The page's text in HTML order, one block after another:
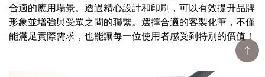
合適的應用場景。透過精心設計和印刷，可以有效提升品牌
形象並增強與受眾之間的聯繫。選擇合適的客製化筆，不僅
能滿足實際需求，也能讓每一位使用者感受到特別的價值！